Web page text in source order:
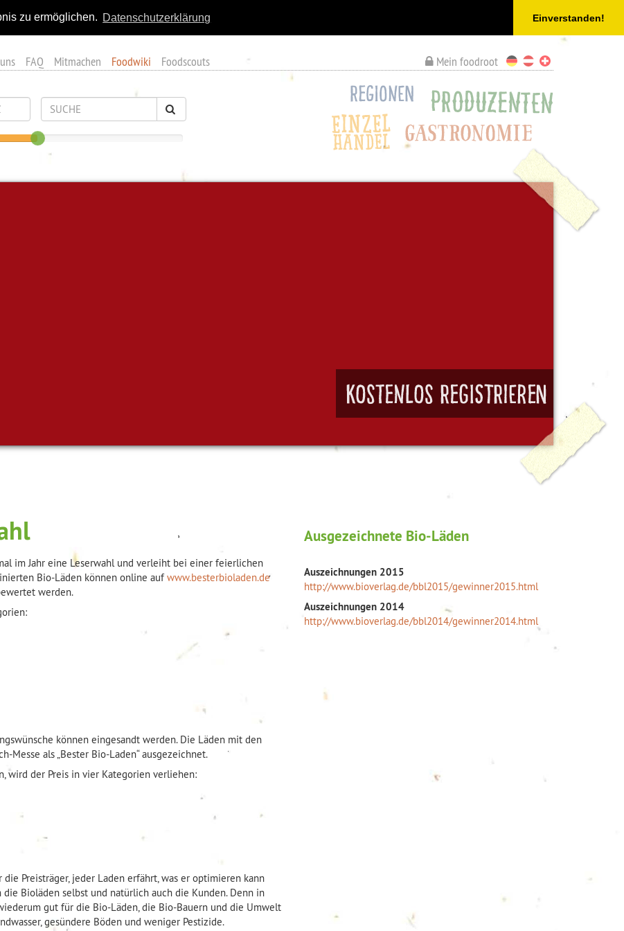
zu ermöglichen. Datenschutzerklärung Einverstanden!
FAQ Mitmachen Foodwiki Foodscouts Mein foodroot
im Jahr eine Leserwahl und verleiht bei einer feierlichen
Bio-Läden können online aufwww.besterbioladen.de
werden.
können eingesandt werden. Die Läden mit den
Messe als „Bester Bio-Laden“ ausgezeichnet.
wird der Preis in vier Kategorien verliehen:
Preisträger, jeder Laden erfährt, was er optimieren kann
Bioläden selbst und natürlich auch die Kunden. Denn in
gut für die Bio-Läden, die Bio-Bauern und die Umwelt
gesündere Böden und weniger Pestizide.
Ausgezeichnete Bio-Läden
Auszeichnungen 2015
http://www.bioverlag.de/bbl2015/gewinner2015.html
Auszeichnungen 2014
http://www.bioverlag.de/bbl2014/gewinner2014.html